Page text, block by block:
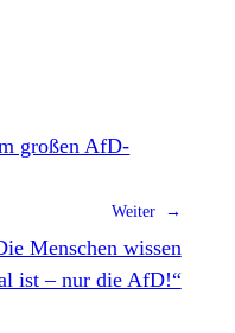
großen AfD-
Weiter →
Menschen wissen
ist – nur die AfD!“